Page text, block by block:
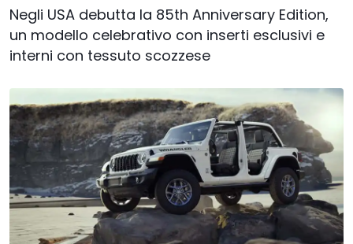
Negli USA debutta la 85th Anniversary Edition,
un modello celebrativo con inserti esclusivi e
interni con tessuto scozzese